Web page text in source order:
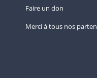
Faire un don
Merci à tous nos